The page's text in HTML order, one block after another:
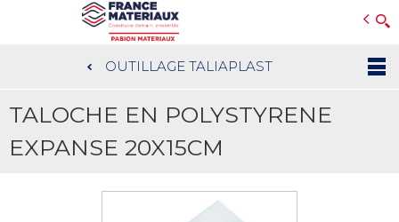
au
contenu
OUTILLAGE TALIAPLAST
TALOCHE EN POLYSTYRENE
EXPANSE 20X15CM